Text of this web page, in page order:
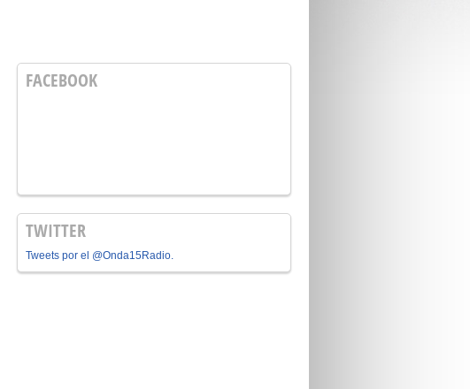
FACEBOOK
TWITTER
Tweets por el @Onda15Radio.